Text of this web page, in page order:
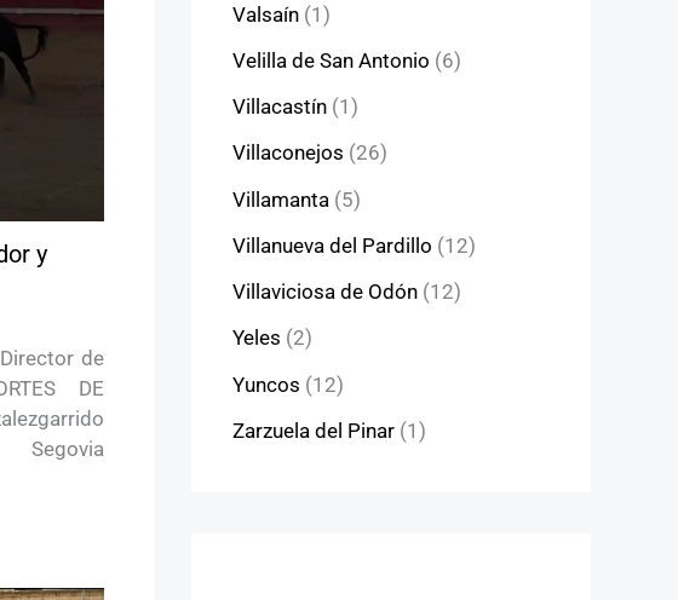
y
de
DE
Segovia
Valsaín (1)
Velilla de San Antonio (6)
Villacastín (1)
Villaconejos (26)
Villamanta (5)
Villanueva del Pardillo (12)
Villaviciosa de Odón (12)
Yeles (2)
Yuncos (12)
Zarzuela del Pinar (1)